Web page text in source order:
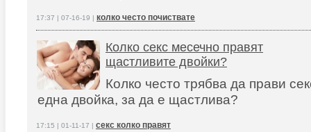
17:37 | 07-16-19 | колко често почиствате
Колко секс месечно правят
щастливите двойки?
Колко често трябва да прави
една двойка, за да е щастлива?
17:15 | 01-11-17 | секс колко правят